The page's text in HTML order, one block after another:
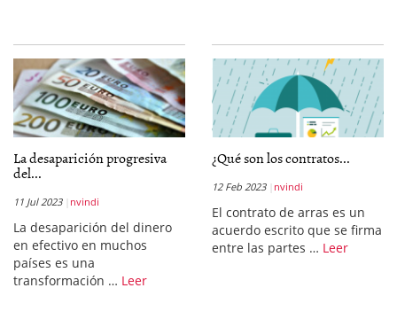
La desaparición progresiva
del...
11 Jul 2023 nvindi
La desaparición del dinero
en efectivo en muchos
países es una
transformación … Leer
¿Qué son los contratos...
12 Feb 2023 nvindi
El contrato de arras es un
acuerdo escrito que se firma
entre las partes … Leer